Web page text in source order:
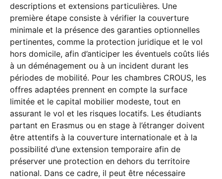
descriptions et extensions particulières. Une
première étape consiste à vérifier la couverture
minimale et la présence des garanties optionnelles
pertinentes, comme la protection juridique et le vol
hors domicile, afin d’anticiper les éventuels coûts liés
à un déménagement ou à un incident durant les
périodes de mobilité. Pour les chambres CROUS, les
offres adaptées prennent en compte la surface
limitée et le capital mobilier modeste, tout en
assurant le vol et les risques locatifs. Les étudiants
partant en Erasmus ou en stage à l’étranger doivent
être attentifs à la couverture internationale et à la
possibilité d’une extension temporaire afin de
préserver une protection en dehors du territoire
national. Dans ce cadre, il peut être nécessaire